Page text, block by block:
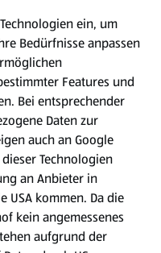
ein, um
Bedürfnisse anpassen
Features und
Bei entsprechender
Daten zur
auch an Google
Technologien
an Anbieter in
USA kommen. Da die
kein angemessenes
aufgrund der